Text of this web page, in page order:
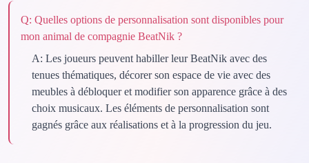
Q: Quelles options de personnalisation sont disponibles pour
mon animal de compagnie BeatNik ?
A: Les joueurs peuvent habiller leur BeatNik avec des
tenues thématiques, décorer son espace de vie avec des
meubles à débloquer et modifier son apparence grâce à des
choix musicaux. Les éléments de personnalisation sont
gagnés grâce aux réalisations et à la progression du jeu.